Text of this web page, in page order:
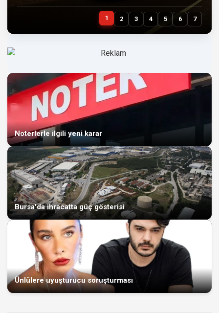
1 2 3 4 5 6 7
Noterlerle ilgili yeni karar
Bursa'da ihracatta güç gösterisi
Ünlülere uyuşturucu soruşturması